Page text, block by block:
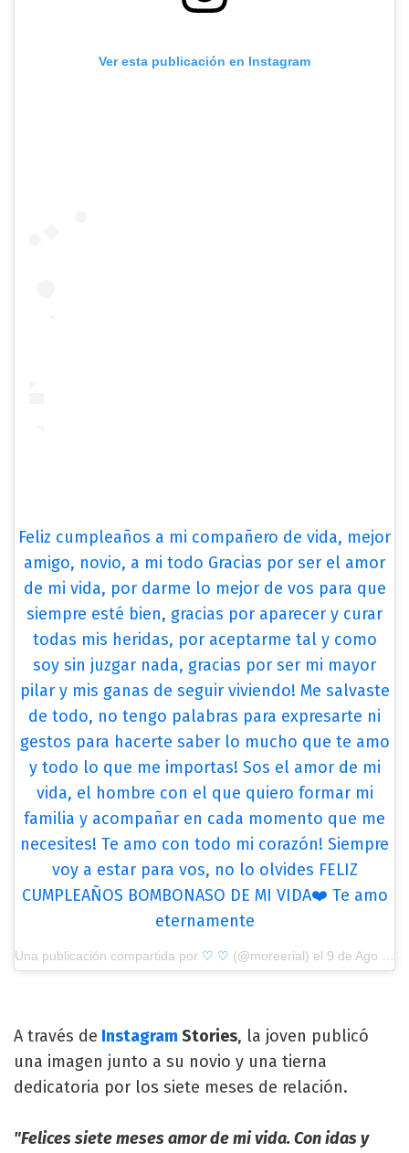
Ver esta publicación en Instagram
Feliz cumpleaños a mi compañero de vida, mejor
amigo, novio, a mi todo Gracias por ser el amor
de mi vida, por darme lo mejor de vos para que
siempre esté bien, gracias por aparecer y curar
todas mis heridas, por aceptarme tal y como
soy sin juzgar nada, gracias por ser mi mayor
pilar y mis ganas de seguir viviendo! Me salvaste
de todo, no tengo palabras para expresarte ni
gestos para hacerte saber lo mucho que te amo
y todo lo que me importas! Sos el amor de mi
vida, el hombre con el que quiero formar mi
familia y acompañar en cada momento que me
necesites! Te amo con todo mi corazón! Siempre
voy a estar para vos, no lo olvides FELIZ
CUMPLEAÑOS BOMBONASO DE MI VIDA❤️ Te amo
eternamente
Una publicación compartida por ♡ ♡ (@moreerial) el 9 de Ago de 2018 a las 5:37 PDT
A través de Instagram Stories, la joven publicó
una imagen junto a su novio y una tierna
dedicatoria por los siete meses de relación.
"Felices siete meses amor de mi vida. Con idas y